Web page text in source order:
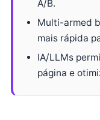
A/B.
Multi-armed
mais rápida
IA/LLMs
página e